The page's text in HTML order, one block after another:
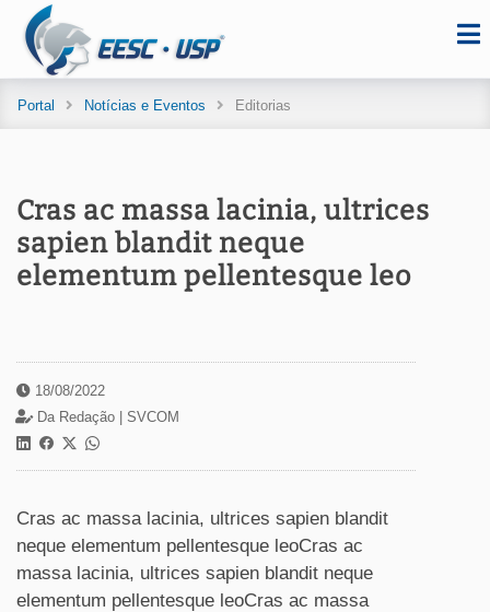
Portal Notícias e Eventos Editorias
Cras ac massa lacinia, ultrices
sapien blandit neque
elementum pellentesque leo
18/08/2022
Da Redação | SVCOM
Cras ac massa lacinia, ultrices sapien blandit
neque elementum pellentesque leoCras ac
massa lacinia, ultrices sapien blandit neque
elementum pellentesque leoCras ac massa